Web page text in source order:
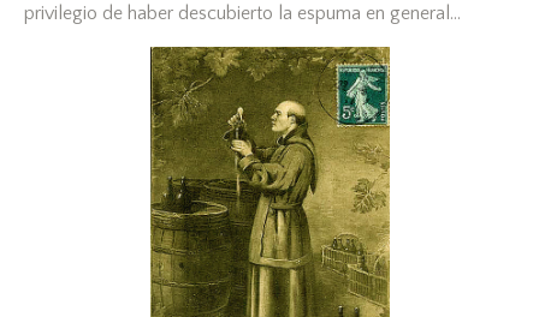
privilegio de haber descubierto la espuma en general…